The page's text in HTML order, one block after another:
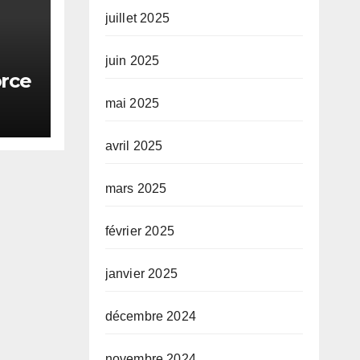
juillet 2025
juin 2025
mai 2025
avril 2025
mars 2025
février 2025
janvier 2025
décembre 2024